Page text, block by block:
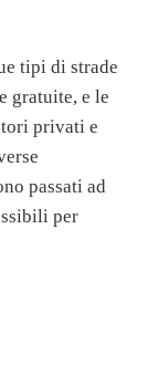
tipi di strade
gratuite, e le
privati e
passati ad
per